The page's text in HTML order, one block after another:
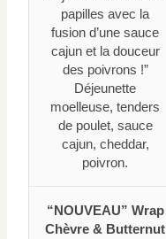
papilles avec la
fusion d’une sauce
cajun et la douceur
des poivrons !”
Déjeunette
moelleuse, tenders
de poulet, sauce
cajun, cheddar,
poivron.
“NOUVEAU” Wrap
Chèvre & Butternut